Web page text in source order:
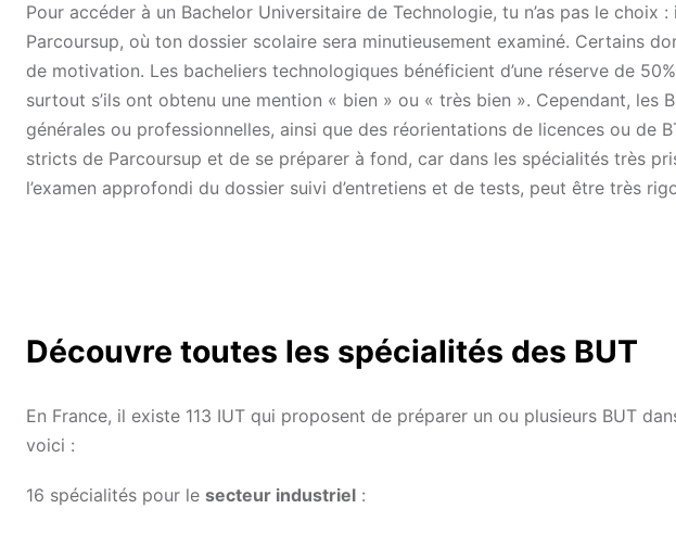
Pour accéder à un Bachelor Universitaire de Technologie, tu n’as pas le
Parcoursup, où ton dossier scolaire sera minutieusement examiné. Certains
de motivation. Les bacheliers technologiques bénéficient d’une réserve de
surtout s’ils ont obtenu une mention « bien » ou « très bien ». Cependant, les
générales ou professionnelles, ainsi que des réorientations de licences ou de
stricts de Parcoursup et de se préparer à fond, car dans les spécialités très
l’examen approfondi du dossier suivi d’entretiens et de tests, peut être très
Découvre toutes les spécialités des BUT
En France, il existe 113 IUT qui proposent de préparer un ou plusieurs BUT
voici :
16 spécialités pour le secteur industriel :